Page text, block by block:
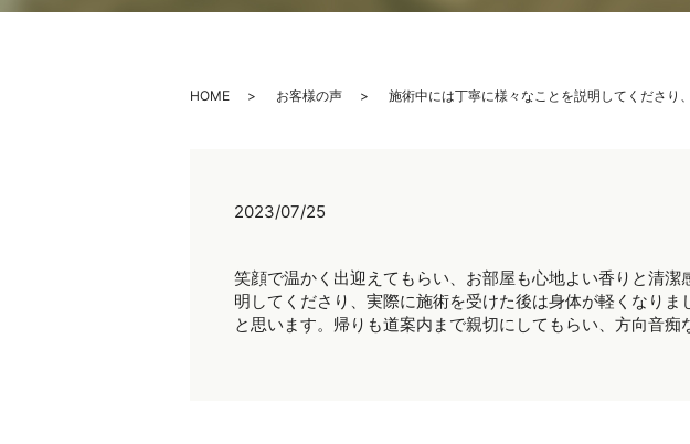
HOME お客様の声 施術中には丁寧に様々なことを説明してくださり
2023/07/25
笑顔で温かく出迎えてもらい、お部屋も心地よい香りと清
明してくださり、実際に施術を受けた後は身体が軽くなり
と思います。帰りも道案内まで親切にしてもらい、方向音痴